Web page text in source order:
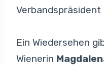
Verbandspräsident
Ein Wiedersehen
Wienerin